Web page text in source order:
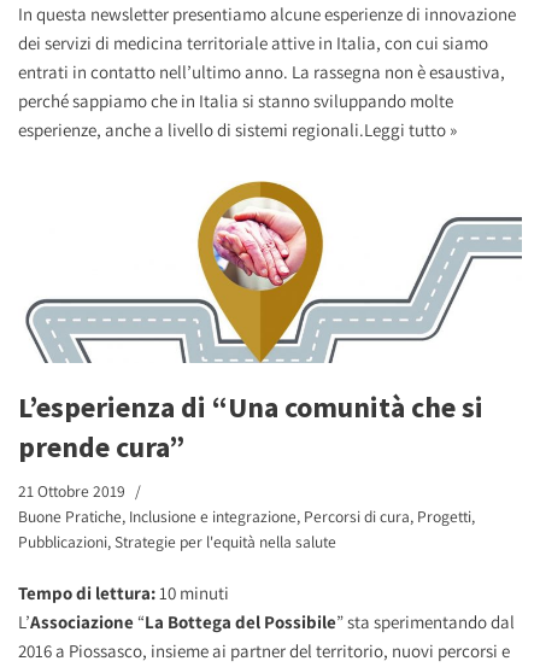
In questa newsletter presentiamo alcune esperienze di innovazione
dei servizi di medicina territoriale attive in Italia, con cui siamo
entrati in contatto nell’ultimo anno. La rassegna non è esaustiva,
perché sappiamo che in Italia si stanno sviluppando molte
esperienze, anche a livello di sistemi regionali.Leggi tutto »
L’esperienza di “Una comunità che si
prende cura”
21 Ottobre 2019
Buone Pratiche, Inclusione e integrazione, Percorsi di cura, Progetti,
Pubblicazioni,Strategie per l'equità nella salute
Tempo di lettura:10 minuti
L’Associazione “La Bottega del Possibile” sta sperimentando dal
2016 a Piossasco, insieme ai partner del territorio, nuovi percorsi e